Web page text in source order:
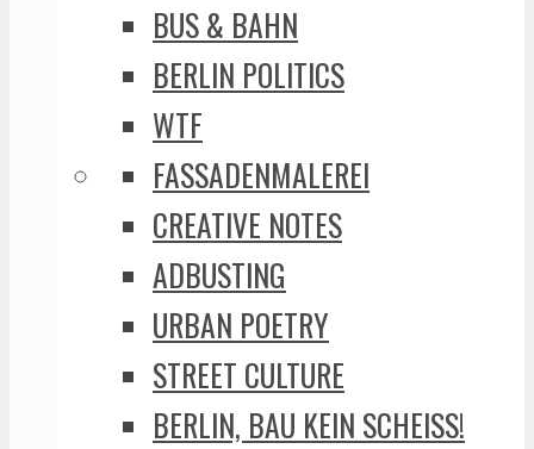
BUS & BAHN
BERLIN POLITICS
WTF
FASSADENMALEREI
CREATIVE NOTES
ADBUSTING
URBAN POETRY
STREET CULTURE
BERLIN, BAU KEIN SCHEISS!